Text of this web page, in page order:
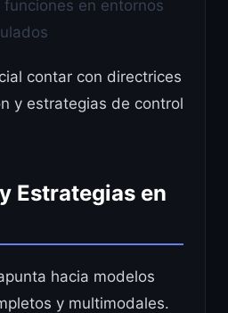
en entornos
contar con directrices
y estrategias de control
Estrategias en
hacia modelos
y multimodales.